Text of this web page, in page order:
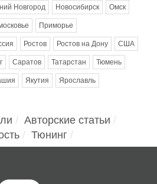
Новгород Новосибирск Омск
Приморье
Ростов Ростов на Дону США
Саратов Татарстан Тюмень
Якутия Ярославль
Авторские статьи
Тюнинг